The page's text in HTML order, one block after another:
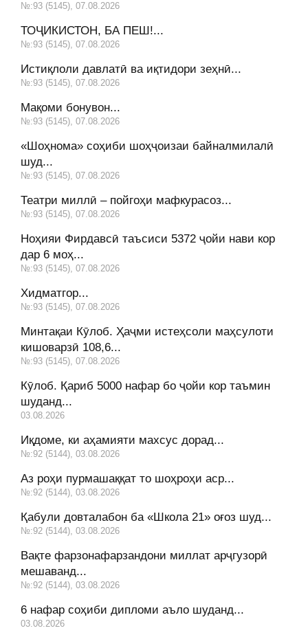
№:93 (5145), 07.08.2026
ТОҶИКИСТОН, БА ПЕШ!...
№:93 (5145), 07.08.2026
Истиқлоли давлатӣ ва иқтидори зеҳнӣ...
№:93 (5145), 07.08.2026
Мақоми бонувон...
№:93 (5145), 07.08.2026
«Шоҳнома» соҳиби шоҳҷоизаи байналмилалӣ
шуд...
№:93 (5145), 07.08.2026
Театри миллӣ – пойгоҳи мафкурасоз...
№:93 (5145), 07.08.2026
Ноҳияи Фирдавсӣ таъсиси 5372 ҷойи нави кор
дар 6 моҳ...
№:93 (5145), 07.08.2026
Хидматгор...
№:93 (5145), 07.08.2026
Минтақаи Кӯлоб. Ҳаҷми истеҳсоли маҳсулоти
кишоварзӣ 108,6...
№:93 (5145), 07.08.2026
Кӯлоб. Қариб 5000 нафар бо ҷойи кор таъмин
шуданд...
03.08.2026
Иқдоме, ки аҳамияти махсус дорад...
№:92 (5144), 03.08.2026
Аз роҳи пурмашаққат то шоҳроҳи аср...
№:92 (5144), 03.08.2026
Қабули довталабон ба «Школа 21» оғоз шуд...
№:92 (5144), 03.08.2026
Вақте фарзонафарзандони миллат арҷгузорӣ
мешаванд...
№:92 (5144), 03.08.2026
6 нафар соҳиби дипломи аъло шуданд...
03.08.2026